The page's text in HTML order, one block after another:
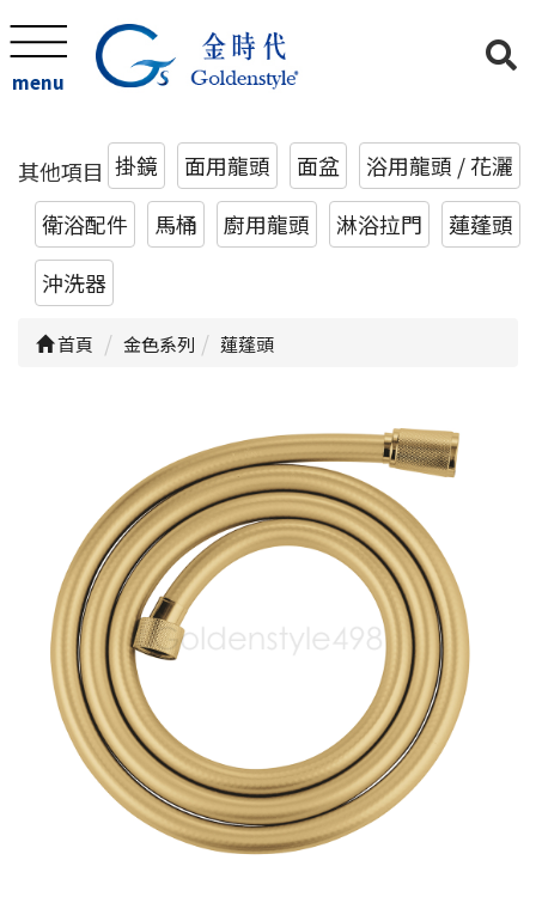
menu
其他項目 掛鏡 面用龍頭 面盆
浴用龍頭 / 花灑
衛浴配件
馬桶 廚用龍頭 淋浴拉門
蓮蓬頭
沖洗器
首頁 金色系列 蓮蓬頭